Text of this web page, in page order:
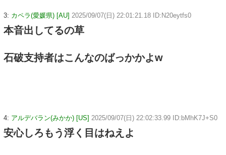
3: カペラ(愛媛県) [AU] 2025/09/07(日) 22:01:21.18 ID:N20eytfs0
本音出してるの草
石破支持者はこんなのばっかかよw
4: アルデバラン(みかか) [US] 2025/09/07(日) 22:02:33.99 ID:bMhK7J+S0
安心しろもう浮く目はねえよ